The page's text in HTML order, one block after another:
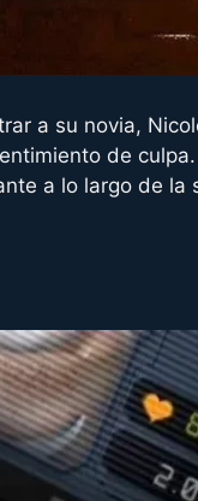
a su novia,
de
a lo largo de la